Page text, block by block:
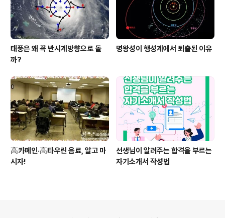
태풍은 왜 꼭 반시계방향으로 돌
까?
명왕성이 행성계에서 퇴출된 이유
高카페인·高타우린 음료, 알고 마
시자!
선생님이 알려주는 합격을 부르는
자기소개서 작성법